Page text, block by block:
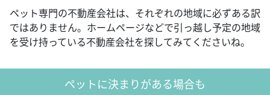
ペット専門の不動産会社は、それぞれの地域に必ずある訳
ではありません。ホームページなどで引っ越し予定の地域
を受け持っている不動産会社を探してみてくださいね。
ペットに決まりがある場合も